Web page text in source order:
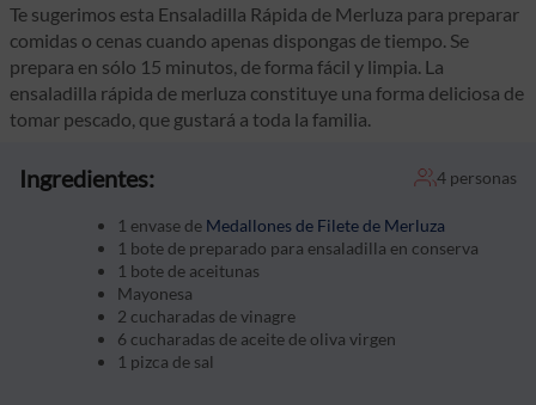
Te sugerimos esta Ensaladilla Rápida de Merluza para preparar
comidas o cenas cuando apenas dispongas de tiempo. Se
prepara en sólo 15 minutos, de forma fácil y limpia. La
ensaladilla rápida de merluza constituye una forma deliciosa de
tomar pescado, que gustará a toda la familia.
Ingredientes: 4 personas
1 envase de Medallones de Filete de Merluza
1 bote de preparado para ensaladilla en conserva
1 bote de aceitunas
Mayonesa
2 cucharadas de vinagre
6 cucharadas de aceite de oliva virgen
1 pizca de sal